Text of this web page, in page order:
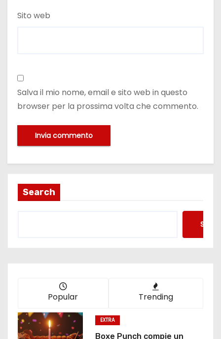
Sito web
Salva il mio nome, email e sito web in questo
browser per la prossima volta che commento.
Search
Popular Trending
EXTRA
Boxe Punch compie un